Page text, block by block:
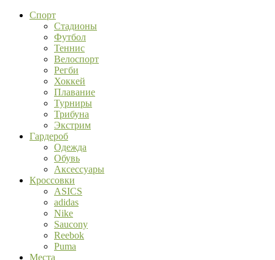
Спорт
Стадионы
Футбол
Теннис
Велоспорт
Регби
Хоккей
Плавание
Турниры
Трибуна
Экстрим
Гардероб
Одежда
Обувь
Аксессуары
Кроссовки
ASICS
adidas
Nike
Saucony
Reebok
Puma
Места